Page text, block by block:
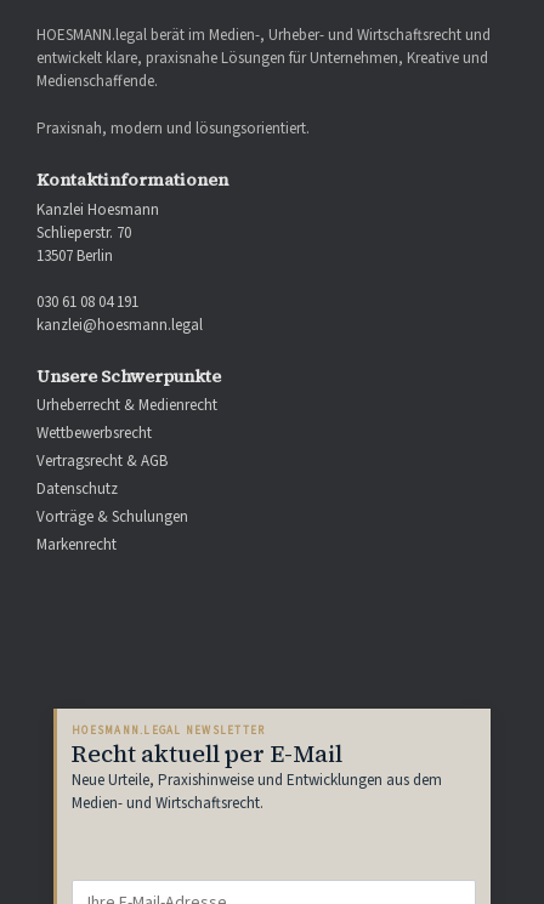
HOESMANN.legal berät im Medien-, Urheber- und Wirtschaftsrecht und
entwickelt klare, praxisnahe Lösungen für Unternehmen, Kreative und
Medienschaffende.
Praxisnah, modern und lösungsorientiert.
Kontaktinformationen
Kanzlei Hoesmann
Schlieperstr. 70
13507 Berlin
030 61 08 04 191
kanzlei@hoesmann.legal
Unsere Schwerpunkte
Urheberrecht & Medienrecht
Wettbewerbsrecht
Vertragsrecht & AGB
Datenschutz
Vorträge & Schulungen
Markenrecht
HOESMANN.LEGAL NEWSLETTER
Recht aktuell per E-Mail
Neue Urteile, Praxishinweise und Entwicklungen aus dem
Medien- und Wirtschaftsrecht.